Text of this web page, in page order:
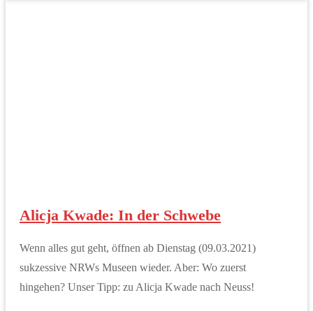
Alicja Kwade: In der Schwebe
Wenn alles gut geht, öffnen ab Dienstag (09.03.2021)
sukzessive NRWs Museen wieder. Aber: Wo zuerst
hingehen? Unser Tipp: zu Alicja Kwade nach Neuss!